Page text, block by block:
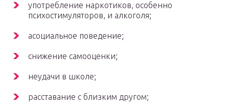
употребление наркотиков, особенно
психостимуляторов, и алкоголя;
асоциальное поведение;
снижение самооценки;
неудачи в школе;
расставание с близким другом;